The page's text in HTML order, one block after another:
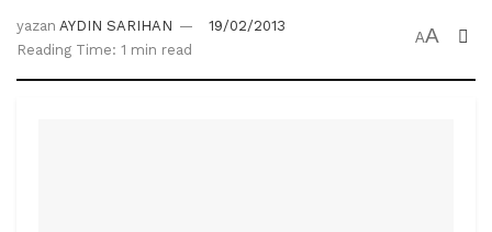
yazan AYDIN SARIHAN
19/02/2013
Reading Time: 1 min read
AA